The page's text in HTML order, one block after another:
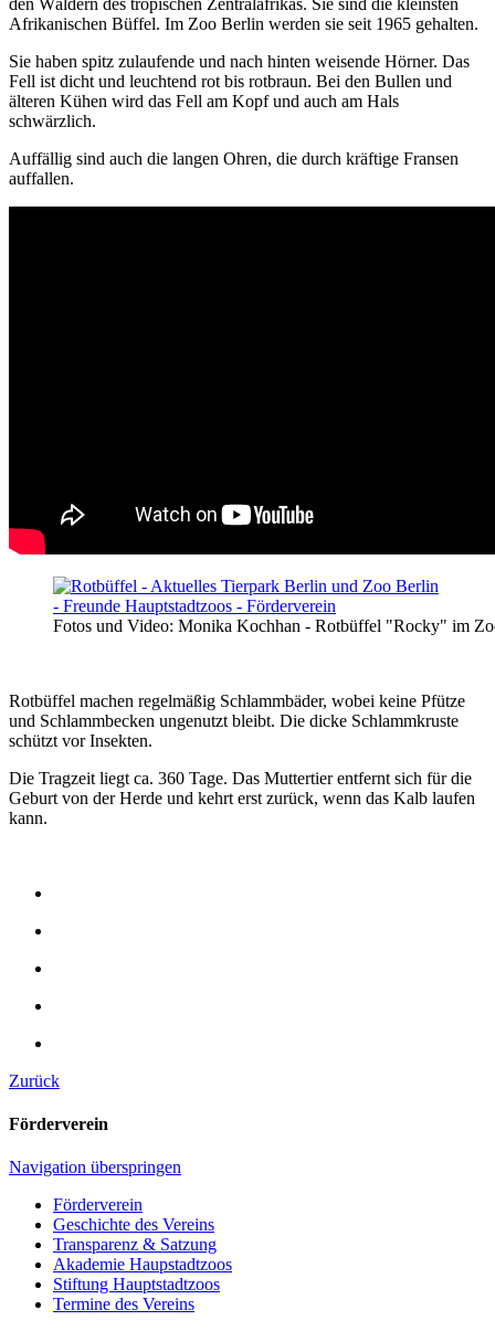
Afrikanischen Büffel. Im Zoo Berlin werden sie seit 1965 gehalten.
Sie haben spitz zulaufende und nach hinten weisende Hörner. Das
Fell ist dicht und leuchtend rot bis rotbraun. Bei den Bullen und
älteren Kühen wird das Fell am Kopf und auch am Hals
schwärzlich.
Auffällig sind auch die langen Ohren, die durch kräftige Fransen
auffallen.
Fotos und Video: Monika Kochhan - Rotbüffel "Rocky" im
Rotbüffel machen regelmäßig Schlammbäder, wobei keine Pfütze
und Schlammbecken ungenutzt bleibt. Die dicke Schlammkruste
schützt vor Insekten.
Die Tragzeit liegt ca. 360 Tage. Das Muttertier entfernt sich für die
Geburt von der Herde und kehrt erst zurück, wenn das Kalb laufen
kann.
Zurück
Förderverein
Navigation überspringen
Förderverein
Geschichte des Vereins
Transparenz & Satzung
Akademie Haupstadtzoos
Stiftung Hauptstadtzoos
Termine des Vereins